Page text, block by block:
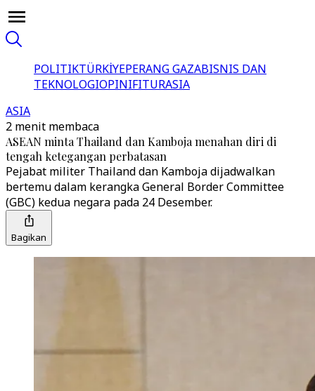
POLITIKTÜRKİYEPERANG GAZABISNIS DAN
TEKNOLOGIOPINIFITURASIA
ASIA
2 menit membaca
ASEAN minta Thailand dan Kamboja menahan diri di
tengah ketegangan perbatasan
Pejabat militer Thailand dan Kamboja dijadwalkan
bertemu dalam kerangka General Border Committee
(GBC) kedua negara pada 24 Desember.
Bagikan